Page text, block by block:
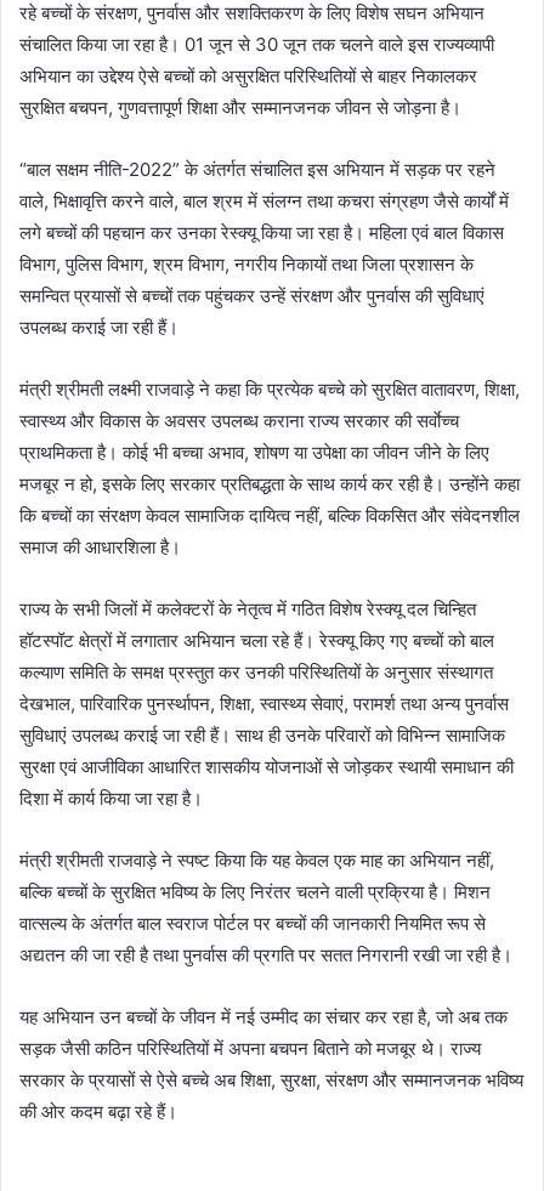
रहे बच्चों के संरक्षण, पुनर्वास और सशक्तिकरण के लिए विशेष सघन अभियान
संचालित किया जा रहा है। 01 जून से 30 जून तक चलने वाले इस राज्यव्यापी
अभियान का उद्देश्य ऐसे बच्चों को असुरक्षित परिस्थितियों से बाहर निकालकर
सुरक्षित बचपन, गुणवत्तापूर्ण शिक्षा और सम्मानजनक जीवन से जोड़ना है।
“बाल सक्षम नीति-2022” के अंतर्गत संचालित इस अभियान में सड़क पर रहने
वाले, भिक्षावृत्ति करने वाले, बाल श्रम में संलग्न तथा कचरा संग्रहण जैसे कार्यों में
लगे बच्चों की पहचान कर उनका रेस्क्यू किया जा रहा है। महिला एवं बाल विकास
विभाग, पुलिस विभाग, श्रम विभाग, नगरीय निकायों तथा जिला प्रशासन के
समन्वित प्रयासों से बच्चों तक पहुंचकर उन्हें संरक्षण और पुनर्वास की सुविधाएं
उपलब्ध कराई जा रही हैं।
मंत्री श्रीमती लक्ष्मी राजवाड़े ने कहा कि प्रत्येक बच्चे को सुरक्षित वातावरण, शिक्षा,
स्वास्थ्य और विकास के अवसर उपलब्ध कराना राज्य सरकार की सर्वाेच्च
प्राथमिकता है। कोई भी बच्चा अभाव, शोषण या उपेक्षा का जीवन जीने के लिए
मजबूर न हो, इसके लिए सरकार प्रतिबद्धता के साथ कार्य कर रही है। उन्होंने कहा
कि बच्चों का संरक्षण केवल सामाजिक दायित्व नहीं, बल्कि विकसित और संवेदनशील
समाज की आधारशिला है।
राज्य के सभी जिलों में कलेक्टरों के नेतृत्व में गठित विशेष रेस्क्यू दल चिन्हित
हॉटस्पॉट क्षेत्रों में लगातार अभियान चला रहे हैं। रेस्क्यू किए गए बच्चों को बाल
कल्याण समिति के समक्ष प्रस्तुत कर उनकी परिस्थितियों के अनुसार संस्थागत
देखभाल, पारिवारिक पुनर्स्थापन, शिक्षा, स्वास्थ्य सेवाएं, परामर्श तथा अन्य पुनर्वास
सुविधाएं उपलब्ध कराई जा रही हैं। साथ ही उनके परिवारों को विभिन्न सामाजिक
सुरक्षा एवं आजीविका आधारित शासकीय योजनाओं से जोड़कर स्थायी समाधान की
दिशा में कार्य किया जा रहा है।
मंत्री श्रीमती राजवाड़े ने स्पष्ट किया कि यह केवल एक माह का अभियान नहीं,
बल्कि बच्चों के सुरक्षित भविष्य के लिए निरंतर चलने वाली प्रक्रिया है। मिशन
वात्सल्य के अंतर्गत बाल स्वराज पोर्टल पर बच्चों की जानकारी नियमित रूप से
अद्यतन की जा रही है तथा पुनर्वास की प्रगति पर सतत निगरानी रखी जा रही है।
यह अभियान उन बच्चों के जीवन में नई उम्मीद का संचार कर रहा है, जो अब तक
सड़क जैसी कठिन परिस्थितियों में अपना बचपन बिताने को मजबूर थे। राज्य
सरकार के प्रयासों से ऐसे बच्चे अब शिक्षा, सुरक्षा, संरक्षण और सम्मानजनक भविष्य
की ओर कदम बढ़ा रहे हैं।